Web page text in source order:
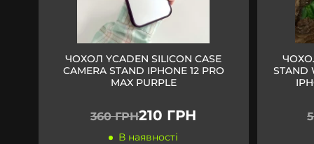
ЧОХОЛ YCADEN SILICON CASE
CAMERA STAND IPHONE 12 PRO
MAX PURPLE
360 ГРН210 ГРН
В наявності
STAND